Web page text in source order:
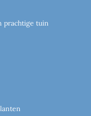
prachtige tuin